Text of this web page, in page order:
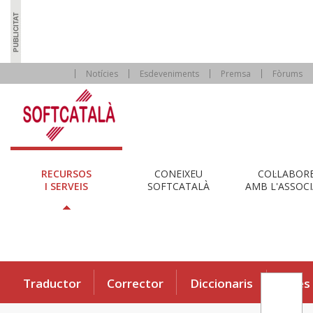
Notícies Esdeveniments Premsa Fòrums
RECURSOS
I SERVEIS
CONEIXEU
SOFTCATALÀ
AMB
Traductor Corrector Diccionaris Eines